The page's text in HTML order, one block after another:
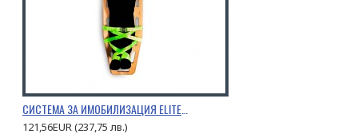
СИСТЕМА ЗА ИМОБИЛИЗАЦИЯ ELITEBAGS OCTOPUS
121,56EUR (237,75 лв.)